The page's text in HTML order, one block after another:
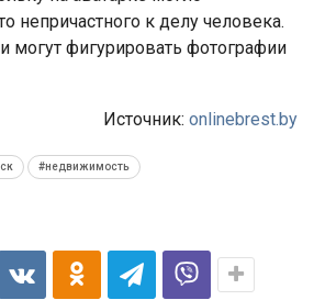
непричастного к делу человека.
могут фигурировать фотографии
Источник: onlinebrest.by
#недвижимость